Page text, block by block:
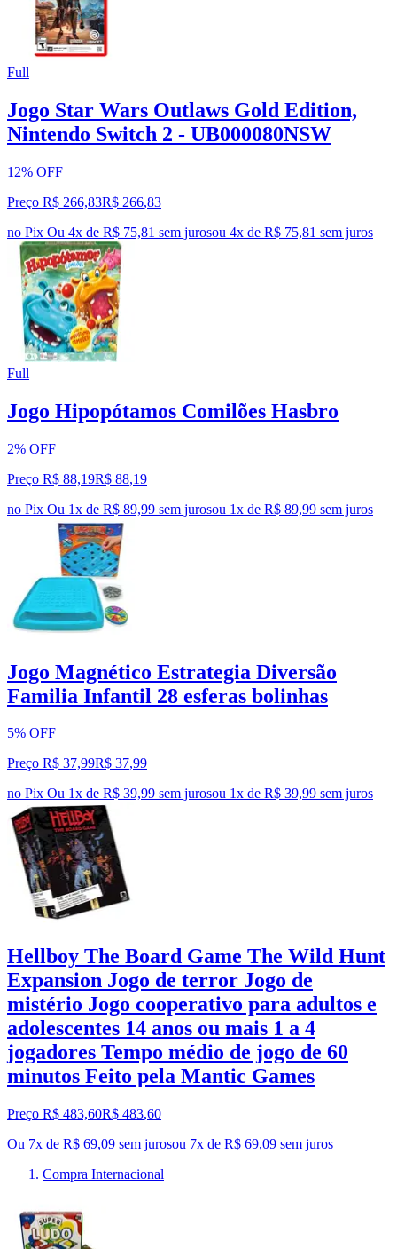
Full
Jogo Star Wars Outlaws Gold Edition,
Nintendo Switch 2 - UB000080NSW
12% OFF
Preço R$ 266,83R$ 266,83
no Pix Ou 4x de R$ 75,81 sem jurosou 4x de R$ 75,81 sem juros
Full
Jogo Hipopótamos Comilões Hasbro
2% OFF
Preço R$ 88,19R$ 88,19
no Pix Ou 1x de R$ 89,99 sem jurosou 1x de R$ 89,99 sem juros
Jogo Magnético Estrategia Diversão
Familia Infantil 28 esferas bolinhas
5% OFF
Preço R$ 37,99R$ 37,99
no Pix Ou 1x de R$ 39,99 sem jurosou 1x de R$ 39,99 sem juros
Hellboy The Board Game The Wild Hunt
Expansion Jogo de terror Jogo de
mistério Jogo cooperativo para adultos e
adolescentes 14 anos ou mais 1 a 4
jogadores Tempo médio de jogo de 60
minutos Feito pela Mantic Games
Preço R$ 483,60R$ 483,60
Ou 7x de R$ 69,09 sem jurosou 7x de R$ 69,09 sem juros
Compra Internacional